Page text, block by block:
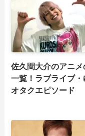
佐久間大介のアニメ
一覧！ラブライブ・
オタクエピソード